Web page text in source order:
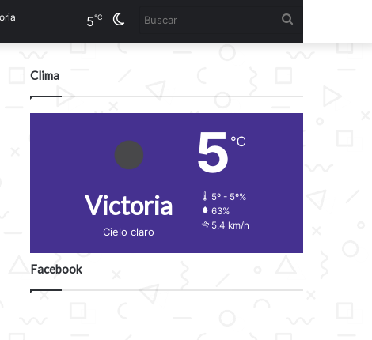
Cambiar
5℃
Clima
Victoria
Cielo claro
5 ℃
5º - 5º%
63%
5.4 km/h
Facebook